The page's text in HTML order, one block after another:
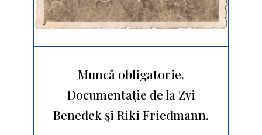
Muncă obligatorie.
Documentație de la Zvi
Benedek şi Riki Friedmann.